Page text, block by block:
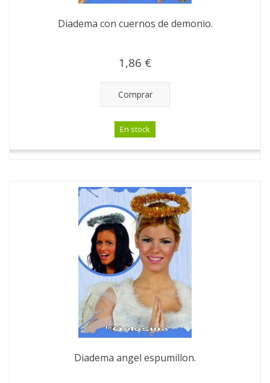
Diadema con cuernos de demonio.
1,86 €
Comprar
En stock
Diadema angel espumillon.